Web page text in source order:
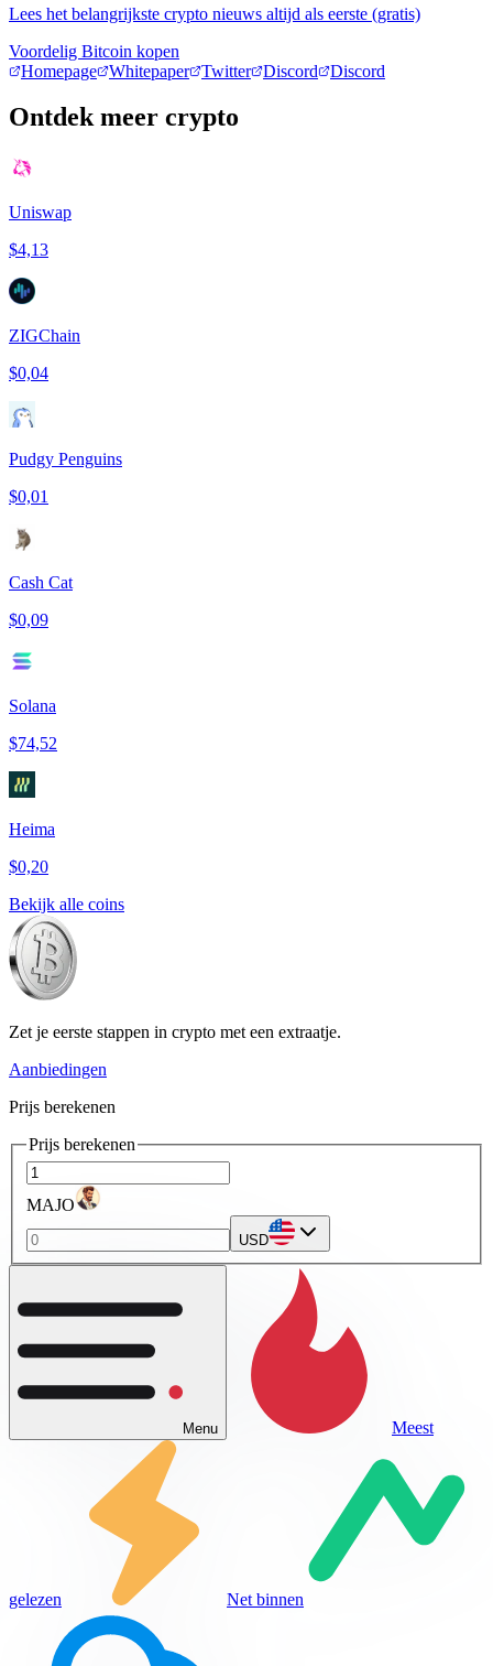
Lees het belangrijkste crypto nieuws altijd als eerste (gratis)
Voordelig Bitcoin kopen
Homepage
Whitepaper Twitter Discord Discord
Ontdek meer crypto
Uniswap
$4,13
ZIGChain
$0,04
Pudgy Penguins
$0,01
Cash Cat
$0,09
Solana
$74,52
Heima
$0,20
Bekijk alle coins
Zet je eerste stappen in crypto met een extraatje.
Aanbiedingen
Prijs berekenen
Prijs berekenen
MAJO
USD
Menu Meest
gelezen Net binnen